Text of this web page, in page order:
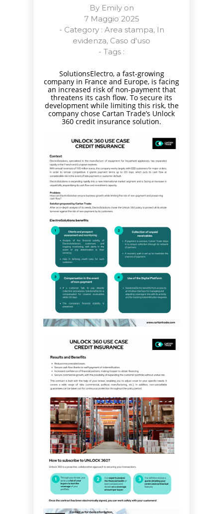
By Emilyon
7 Maggio 2025
- Category : Area stampa, In
evidenza, Caso d'uso
- Tags :
SolutionsElectro, a fast-growing
company in France and Europe, is facing
an increased risk of non-payment that
threatens its cash flow. To secure its
development while limiting this risk, the
company chose Cartan Trade’s Unlock
360 credit insurance solution.